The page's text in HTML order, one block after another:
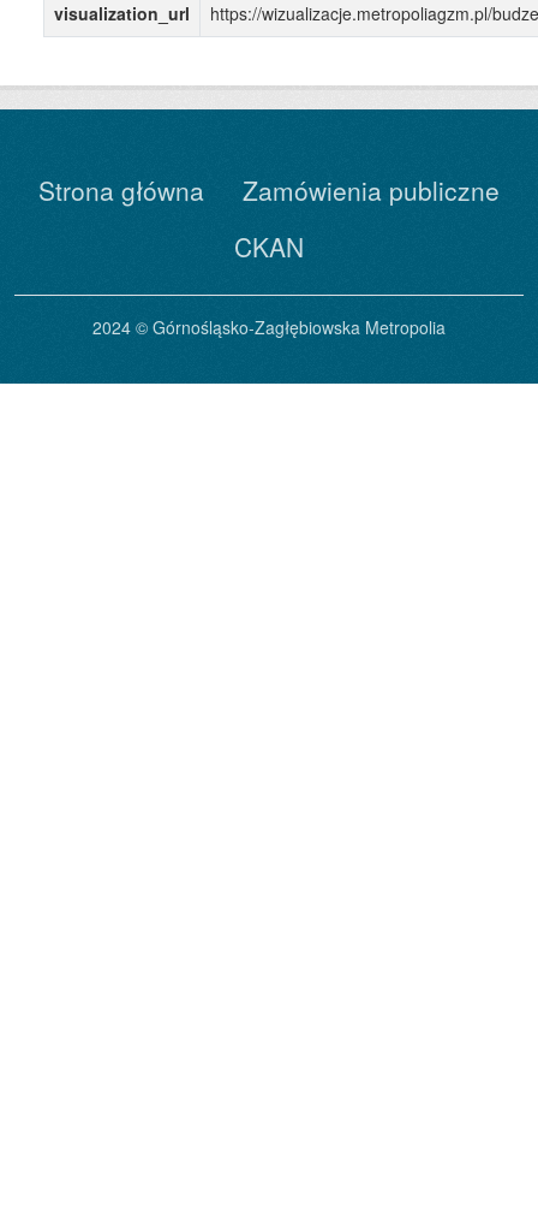
visualization_url
https://wizualizacje.metropoliagzm.pl/
Strona główna
Zamówienia publiczne
CKAN
2024 © Górnośląsko-Zagłębiowska Metropolia